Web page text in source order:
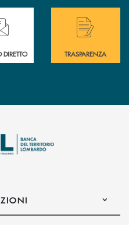
. di assistenza immediata?
DIRETTO
Hai bisogno di
TRASPARENZA